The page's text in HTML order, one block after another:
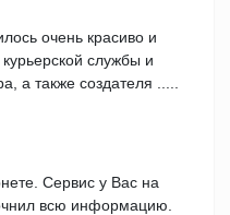
очень красиво и
службы и
а также создателя .....
Сервис у Вас на
всю информацию.